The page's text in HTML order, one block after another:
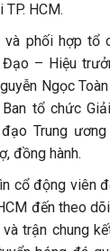
HCM.
phối hợp tổ
Đạo – Hiệu
Ngọc
tổ chức
Trung
đồng hành.
cổ động viên
đến theo
trận chung